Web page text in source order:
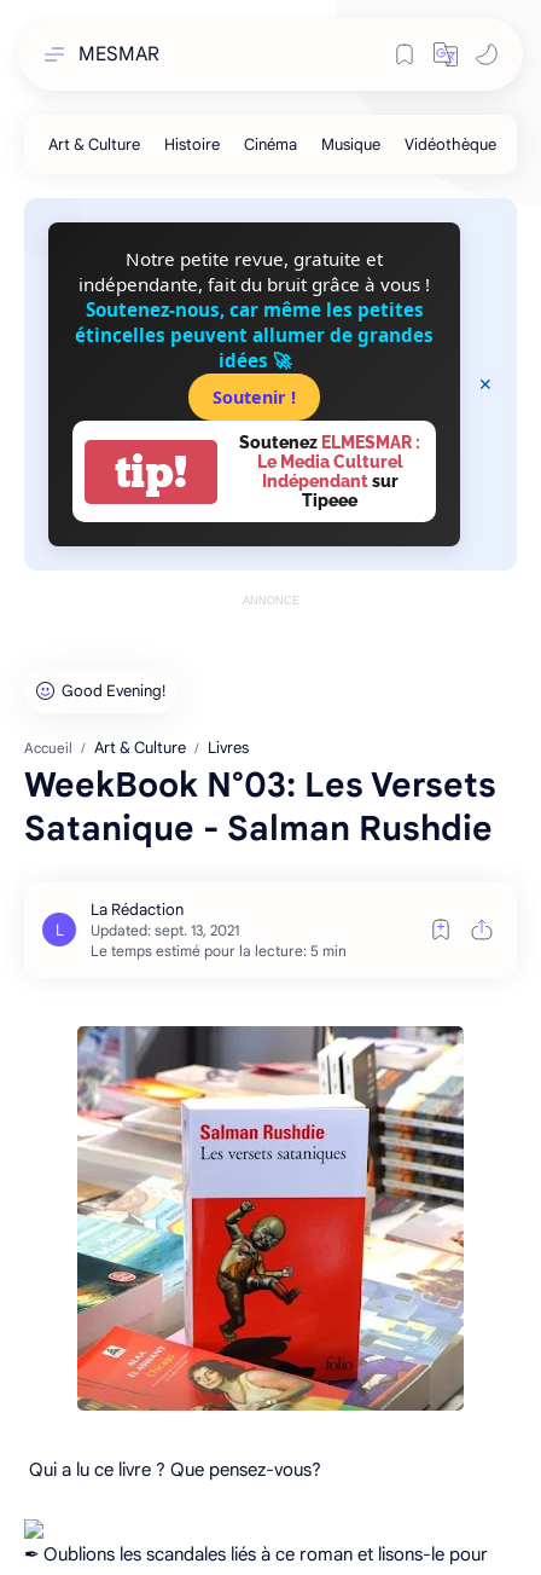
MESMAR
Notre petite revue, gratuite et
indépendante, fait du bruit grâce à vous !
Soutenez-nous, car même les petites
étincelles peuvent allumer de grandes
idées 🚀
Soutenir !
tip!
Soutenez ELMESMAR :
Le Media Culturel
Indépendantsur
Tipeee
ANNONCE
Accueil Art & Culture Livres
WeekBook N°03: Les Versets
Satanique - Salman Rushdie
Le temps estimé pour la lecture: 5 min
Qui a lu ce livre ? Que pensez-vous?
Oublions les scandales liés à ce roman et lisons-le pour